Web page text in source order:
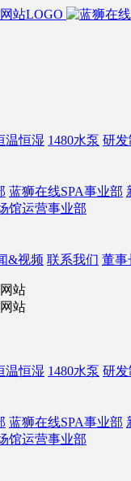
温恒湿 1480水泵 研发
蓝狮在线SPA事业部
馆运营事业部
&视频 联系我们 董事
温恒湿 1480水泵 研发
蓝狮在线SPA事业部
馆运营事业部